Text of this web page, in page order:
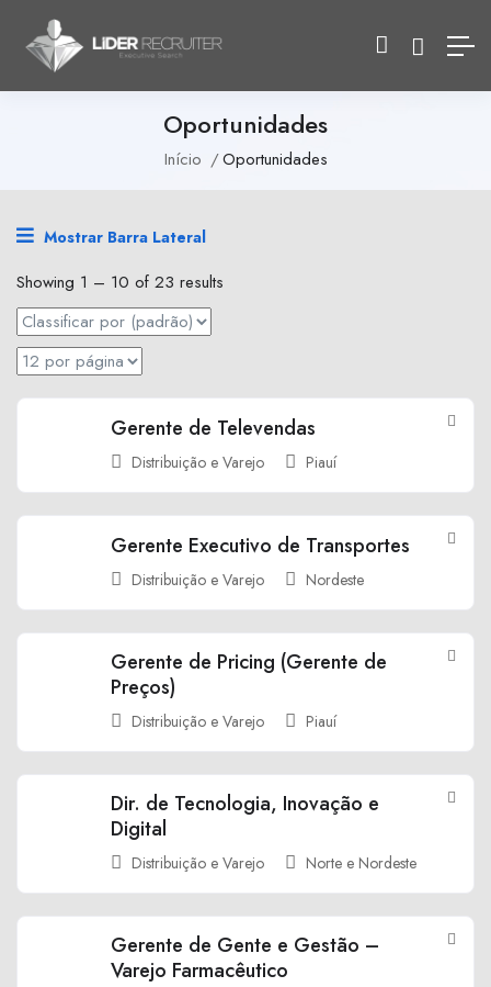
Oportunidades
Início Oportunidades
Mostrar Barra Lateral
Showing 1 – 10 of 23 results
Gerente de Televendas
Distribuição e Varejo Piauí
Gerente Executivo de Transportes
Distribuição e Varejo Nordeste
Gerente de Pricing (Gerente de
Preços)
Distribuição e Varejo Piauí
Dir. de Tecnologia, Inovação e
Digital
Distribuição e Varejo Norte e Nordeste
Gerente de Gente e Gestão –
Varejo Farmacêutico